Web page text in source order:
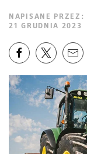
NAPISANE PRZEZ:
21 GRUDNIA 2023